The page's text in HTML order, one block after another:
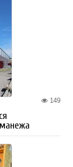
149
манежа